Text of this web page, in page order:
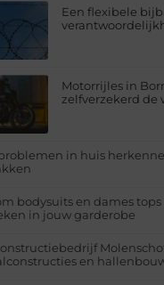
Een flexibele
Motorrijles in
zelfverzekerd de
in huis
bodysuits en dames
in jouw garderobe
en